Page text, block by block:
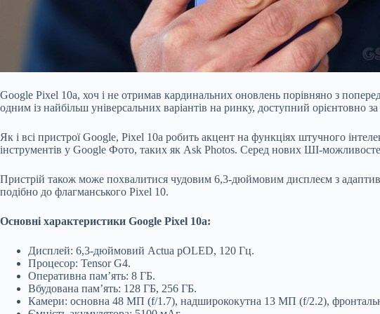
Google Pixel 10a, хоч і не отримав кардинальних оновлень порівняно з
одним із найбільш універсальних варіантів на ринку, доступний орієнтовно
Як і всі пристрої Google, Pixel 10a робить акцент на функціях штучного
інструментів у Google Фото, таких як Ask Photos. Серед нових ШІ-
Пристрій також може похвалитися чудовим 6,3-дюймовим дисплеєм з
подібно до флагманського Pixel 10.
Основні характеристики Google Pixel 10a:
Дисплей: 6,3-дюймовий Actua pOLED, 120 Гц.
Процесор: Tensor G4.
Оперативна пам’ять: 8 ГБ.
Вбудована пам’ять: 128 ГБ, 256 ГБ.
Камери: основна 48 МП (f/1.7), надширококутна 13 МП (f/2.2),